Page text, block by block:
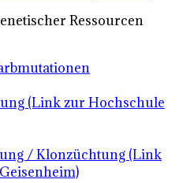
Ressourcen
(Link zur Hochschule
/ Klonzüchtung (Link